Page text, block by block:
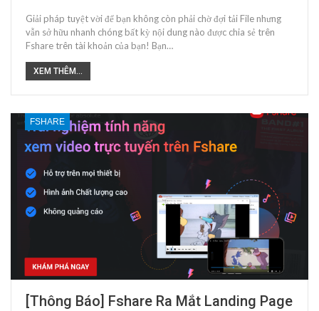
Giải pháp tuyệt vời để bạn không còn phải chờ đợi tải File nhưng
vẫn sở hữu nhanh chóng bất kỳ nội dung nào được chia sẻ trên
Fshare trên tài khoản của bạn! Bạn…
XEM THÊM...
FSHARE
[Thông Báo] Fshare Ra Mắt Landing Page